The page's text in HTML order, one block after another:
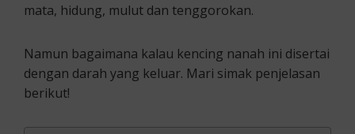
mata, hidung, mulut dan tenggorokan.
Namun bagaimana kalau kencing nanah ini disertai
dengan darah yang keluar. Mari simak penjelasan
berikut!